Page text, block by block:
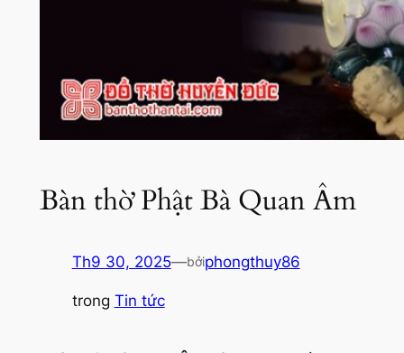
Bàn thờ Phật Bà Quan Âm
Th9 30, 2025—bởiphongthuy86
trong Tin tức